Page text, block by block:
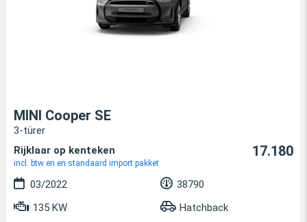
MINI Cooper SE
3-türer
Rijklaar op kenteken
incl. btw en en standaard import pakket
17.180
03/2022
38790
135 KW
Hatchback